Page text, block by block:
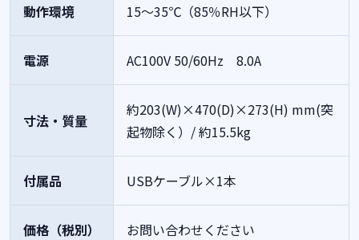
動作環境 15～35℃（85％RH以下）
電源 AC100V 50/60Hz 8.0A
寸法・質量
約203(W)×470(D)×273(H) mm(突
起物除く）/ 約15.5kg
付属品 USBケーブル×1本
価格（税別） お問い合わせください